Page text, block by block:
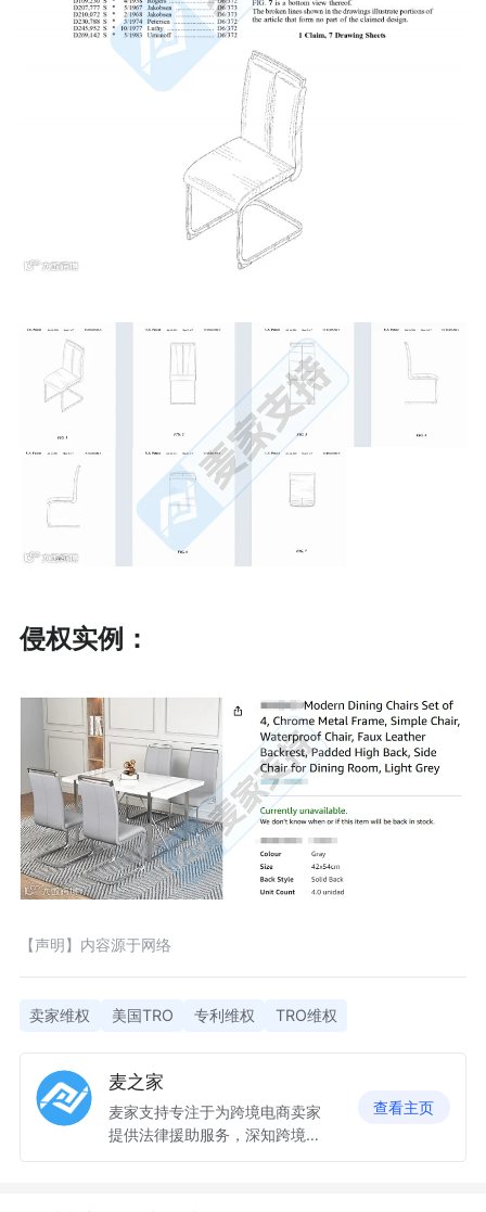
侵权实例：
【声明】内容源于网络
卖家维权 美国TRO 专利维权 TRO维权
麦之家
麦家支持专注于为跨境电商卖家
提供法律援助服务，深知跨境侵
权卖家的处境与需求是什么，几
查看主页